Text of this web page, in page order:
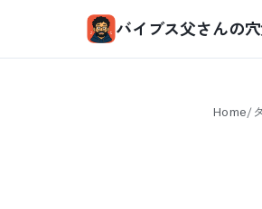
バイブス父さんの
Home/